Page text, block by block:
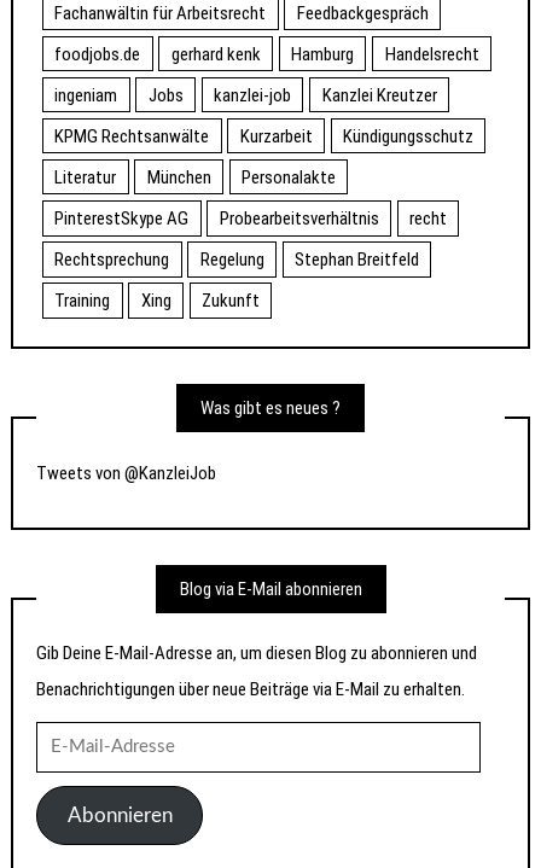
Fachanwältin für Arbeitsrecht
Feedbackgespräch
foodjobs.de
gerhard kenk Hamburg
Handelsrecht
ingeniam
Jobs kanzlei-job
Kanzlei Kreutzer
KPMG Rechtsanwälte
Kurzarbeit
Kündigungsschutz
Literatur
München
Personalakte
PinterestSkype AG
Probearbeitsverhältnis
recht
Rechtsprechung
Regelung
Stephan Breitfeld
Training
Xing Zukunft
Was gibt es neues ?
Tweets von @KanzleiJob
Blog via E-Mail abonnieren
Gib Deine E-Mail-Adresse an, um diesen Blog zu abonnieren und
Benachrichtigungen über neue Beiträge via E-Mail zu erhalten.
Mail-
AdresseAbonnieren